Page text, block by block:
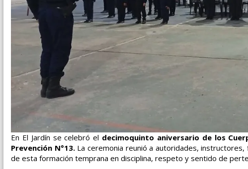
En El Jardín se celebró el decimoquinto aniversario de los
Prevención N°13.La ceremonia reunió a autoridades, instructores,
de esta formación temprana en disciplina, respeto y sentido de